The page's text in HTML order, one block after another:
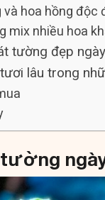
hoa hồng độc
mix nhiều hoa
tường đẹp
lâu trong
tường